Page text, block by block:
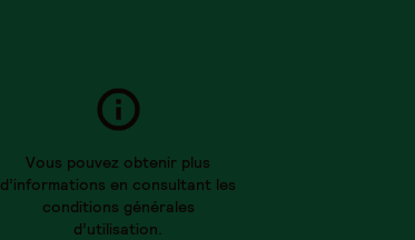
Vous pouvez obtenir plus
d’informations en consultant les
conditions générales
d’utilisation.